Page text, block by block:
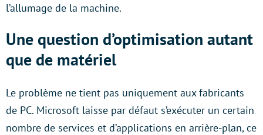
l’allumage de la machine.
Une question d’optimisation autant
que de matériel
Le problème ne tient pas uniquement aux fabricants
de PC. Microsoft laisse par défaut s’exécuter un certain
nombre de services et d’applications en arrière-plan, ce